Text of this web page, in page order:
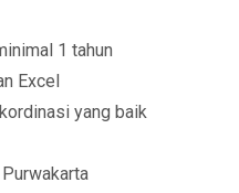
1 tahun
Excel
yang baik